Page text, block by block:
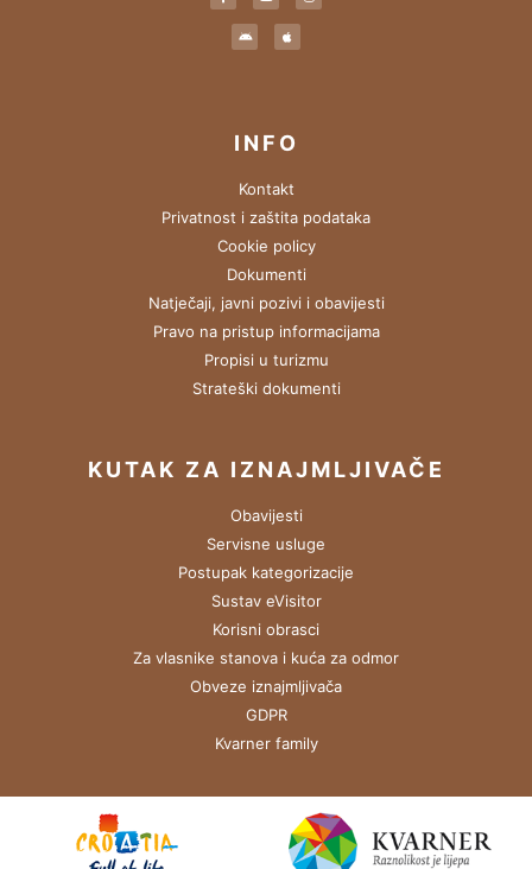
INFO
Kontakt
Privatnost i zaštita podataka
Cookie policy
Dokumenti
Natječaji, javni pozivi i obavijesti
Pravo na pristup informacijama
Propisi u turizmu
Strateški dokumenti
KUTAK ZA IZNAJMLJIVAČE
Obavijesti
Servisne usluge
Postupak kategorizacije
Sustav eVisitor
Korisni obrasci
Za vlasnike stanova i kuća za odmor
Obveze iznajmljivača
GDPR
Kvarner family